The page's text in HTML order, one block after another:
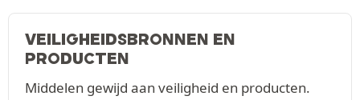
VEILIGHEIDSBRONNEN EN
PRODUCTEN
Middelen gewijd aan veiligheid en producten.